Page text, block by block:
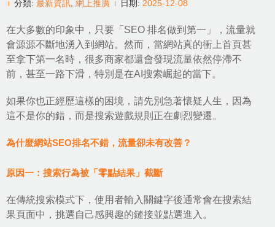
分類: 最新資訊 網上推廣 日期: 2025-12-08
在大多數的印象中，只要「 SEO 排名做到第一 」，流量就
會源源不斷地湧入到網站。然而，當網站真的衝上首頁甚
至拿下第一名時，很多商家都還會發現流量依然停滯不
前，甚至一路下滑，特別是在AI搜索崛起的當下。
如果你也正經歷這樣的困境，請先別急著懷疑人生，因為
這不是你的錯，而是搜索遊戲規則正在劇烈變遷。
為什麼網站SEO排名不錯，流量卻未有改善？
原因一：搜索行為被「零點結果」截斷
在傳統搜索模式下，使用者輸入關鍵字後通常會在搜索結
果頁面中，挑選自己感興趣的鏈接並點選進入。